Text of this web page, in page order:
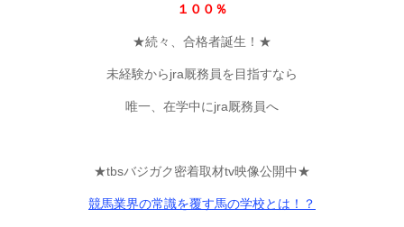
１００％
★続々、合格者誕生！★
未経験からjra厩務員を目指すなら
唯一、在学中にjra厩務員へ
★tbsバジガク密着取材tv映像公開中★
競馬業界の常識を覆す馬の学校とは！？